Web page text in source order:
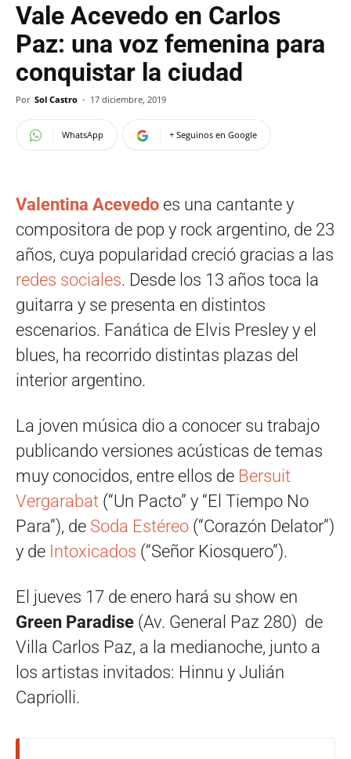
Vale Acevedo en Carlos
Paz: una voz femenina para
conquistar la ciudad
Por Sol Castro - 17 diciembre, 2019
WhatsApp + Seguinos en Google
Valentina Acevedo es una cantante y
compositora de pop y rock argentino, de 23
años, cuya popularidad creció gracias a las
redes sociales. Desde los 13 años toca la
guitarra y se presenta en distintos
escenarios. Fanática de Elvis Presley y el
blues, ha recorrido distintas plazas del
interior argentino.
La joven música dio a conocer su trabajo
publicando versiones acústicas de temas
muy conocidos, entre ellos de Bersuit
Vergarabat (“Un Pacto” y “El Tiempo No
Para”), de Soda Estéreo (“Corazón Delator”)
y de Intoxicados (“Señor Kiosquero”).
El jueves 17 de enero hará su show en
Green Paradise (Av. General Paz 280) de
Villa Carlos Paz, a la medianoche, junto a
los artistas invitados: Hinnu y Julián
Capriolli.